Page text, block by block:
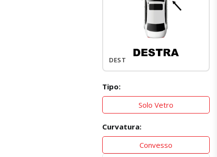
DESTRO
Tipo:
Solo Vetro
Curvatura:
Convesso